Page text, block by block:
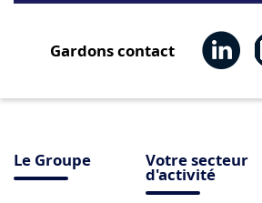
Gardons contact
Le Groupe Votre secteur
d'activité